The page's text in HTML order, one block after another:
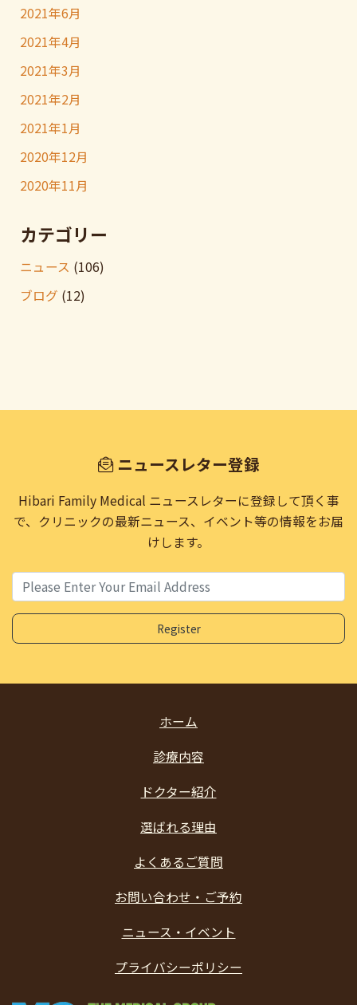
2021年6月
2021年4月
2021年3月
2021年2月
2021年1月
2020年12月
2020年11月
カテゴリー
ニュース (106)
ブログ (12)
ニュースレター登録
Hibari Family Medical ニュースレターに登録して頂く事
で、 クリニックの最新ニュース、イベント等の情報をお届
けします。
ホーム
診療内容
ドクター紹介
選ばれる理由
よくあるご質問
お問い合わせ・ご予約
ニュース・イベント
プライバシーポリシー